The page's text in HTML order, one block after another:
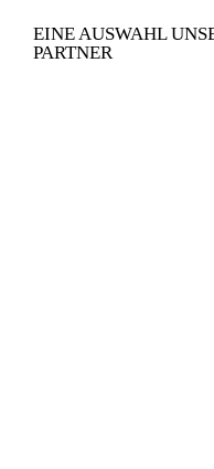
EINE AUSWAHL
PARTNER